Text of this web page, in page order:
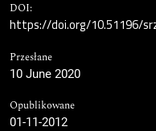
DOI:
https://doi.org/10.51196/
Przesłane
10 June 2020
Opublikowane
01-11-2012